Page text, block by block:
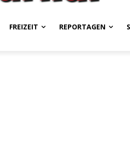
FREIZEIT REPORTAGEN